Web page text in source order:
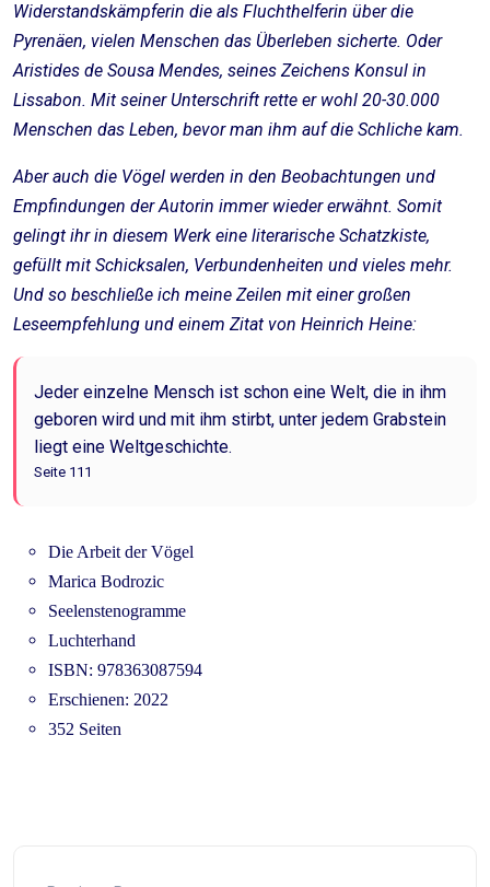
Widerstandskämpferin die als Fluchthelferin über die
Pyrenäen, vielen Menschen das Überleben sicherte. Oder
Aristides de Sousa Mendes, seines Zeichens Konsul in
Lissabon. Mit seiner Unterschrift rette er wohl 20-30.000
Menschen das Leben, bevor man ihm auf die Schliche kam.
Aber auch die Vögel werden in den Beobachtungen und
Empfindungen der Autorin immer wieder erwähnt. Somit
gelingt ihr in diesem Werk eine literarische Schatzkiste,
gefüllt mit Schicksalen, Verbundenheiten und vieles mehr.
Und so beschließe ich meine Zeilen mit einer großen
Leseempfehlung und einem Zitat von Heinrich Heine:
Jeder einzelne Mensch ist schon eine Welt, die in ihm
geboren wird und mit ihm stirbt, unter jedem Grabstein
liegt eine Weltgeschichte.
Seite 111
Die Arbeit der Vögel
Marica Bodrozic
Seelenstenogramme
Luchterhand
ISBN: 978363087594
Erschienen: 2022
352 Seiten